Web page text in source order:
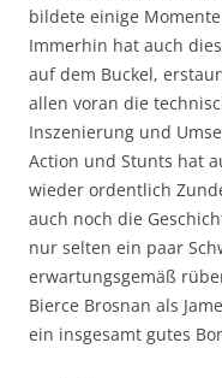
bildete einige
Immerhin hat auch
auf dem Buckel,
allen voran die
Inszenierung und
Action und Stunts hat
wieder ordentlich
auch noch die
nur selten ein paar
erwartungsgemäß
Bierce Brosnan als
ein insgesamt gutes